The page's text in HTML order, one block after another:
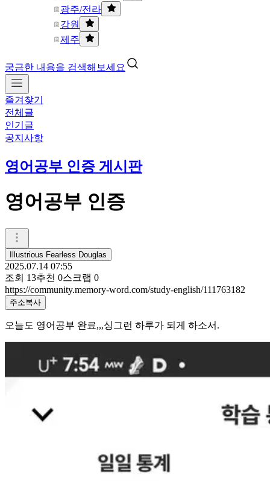
광주/전라
강원
제주
궁금한 내용을 검색해보세요
즐겨찾기
전체글
인기글
공지사항
영어공부 인증 게시판
영어공부 인증
Illustrious Fearless Douglas
2025.07.14 07:55
조회 13추천 0스크랩 0
https://community.memory-word.com/study-english/111763182
주소복사
오늘도 영어공부 완료,,,싱그런 하루가 되게 하소서.